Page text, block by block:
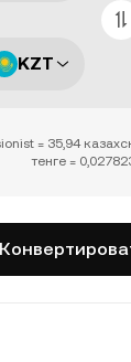
KZT
= 35,94
тенге =